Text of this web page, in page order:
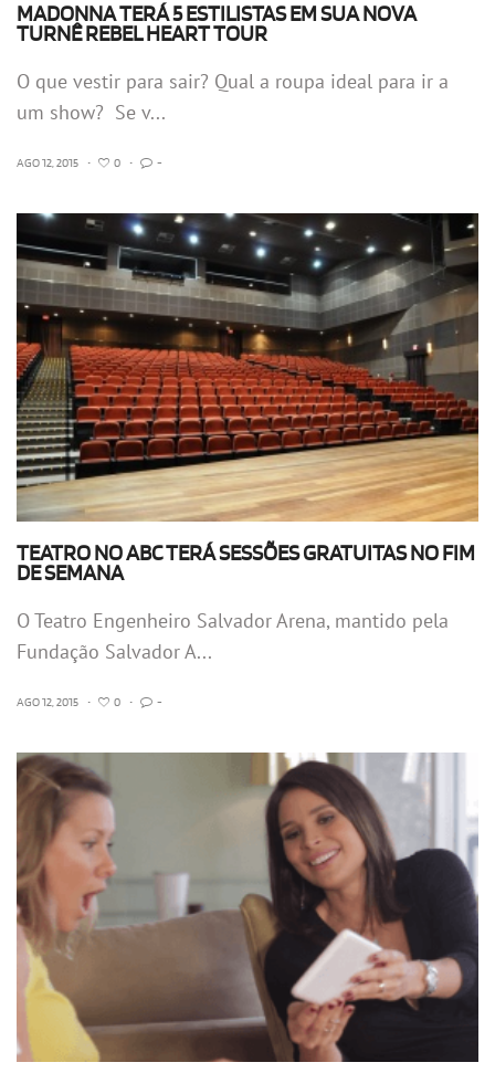
MADONNA TERÁ 5 ESTILISTAS EM SUA NOVA
TURNÊ REBEL HEART TOUR
O que vestir para sair? Qual a roupa ideal para ir a
um show? Se v...
AGO 12, 2015 • 0 • -
TEATRO NO ABC TERÁ SESSÕES GRATUITAS NO FIM
DE SEMANA
O Teatro Engenheiro Salvador Arena, mantido pela
Fundação Salvador A...
AGO 12, 2015 • 0 • -